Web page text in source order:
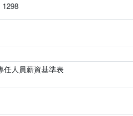
1298
任人員薪資基準表